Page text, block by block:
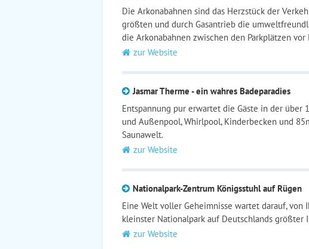
Die Arkonabahnen sind das Herzstück der
größten und durch Gasantrieb die
die Arkonabahnen zwischen den Parkplätzen
zur Website
Jasmar Therme - ein wahres Badeparadies
Entspannung pur erwartet die Gäste in der über
und Außenpool, Whirlpool, Kinderbecken und
Saunawelt.
zur Website
Nationalpark-Zentrum Königsstuhl auf Rügen
Eine Welt voller Geheimnisse wartet darauf,
kleinster Nationalpark auf Deutschlands größter
zur Website